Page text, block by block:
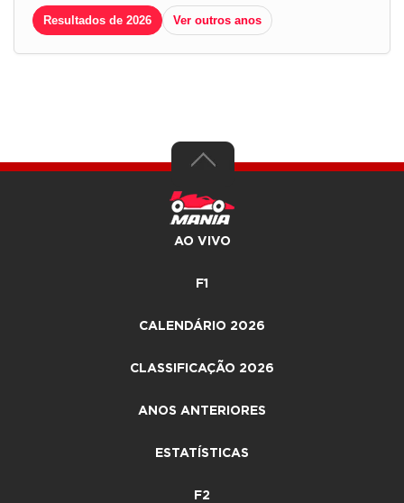
Resultados de 2026 Ver outros anos
AO VIVO
F1
CALENDÁRIO 2026
CLASSIFICAÇÃO 2026
ANOS ANTERIORES
ESTATÍSTICAS
F2